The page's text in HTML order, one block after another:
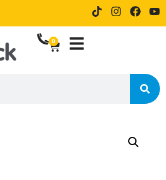
14 dagen proefrijden bij online
0